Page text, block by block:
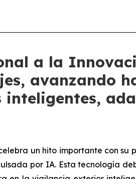
a la
avanzando
inteligentes,
un hito importante con
por IA. Esta tecnología